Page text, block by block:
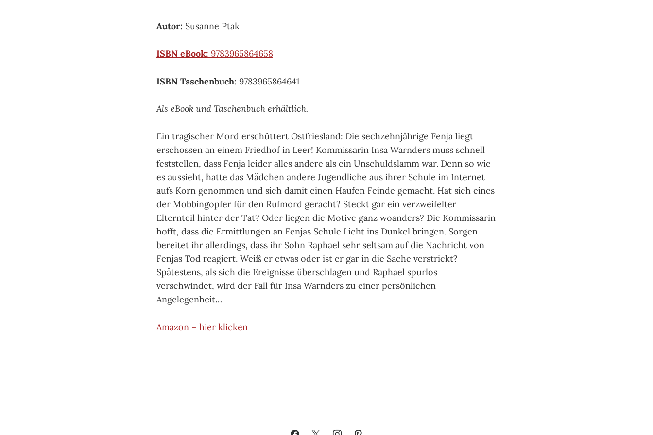
Autor: Susanne Ptak
ISBN eBook: 9783965864658
ISBN Taschenbuch: 9783965864641
Als eBook und Taschenbuch erhältlich.
Ein tragischer Mord erschüttert Ostfriesland: Die sechzehnjährige Fenja liegt
erschossen an einem Friedhof in Leer! Kommissarin Insa Warnders muss schnell
feststellen, dass Fenja leider alles andere als ein Unschuldslamm war. Denn so wie
es aussieht, hatte das Mädchen andere Jugendliche aus ihrer Schule im Internet
aufs Korn genommen und sich damit einen Haufen Feinde gemacht. Hat sich eines
der Mobbingopfer für den Rufmord gerächt? Steckt gar ein verzweifelter
Elternteil hinter der Tat? Oder liegen die Motive ganz woanders? Die Kommissarin
hofft, dass die Ermittlungen an Fenjas Schule Licht ins Dunkel bringen. Sorgen
bereitet ihr allerdings, dass ihr Sohn Raphael sehr seltsam auf die Nachricht von
Fenjas Tod reagiert. Weiß er etwas oder ist er gar in die Sache verstrickt?
Spätestens, als sich die Ereignisse überschlagen und Raphael spurlos
verschwindet, wird der Fall für Insa Warnders zu einer persönlichen
Angelegenheit…
Amazon – hier klicken